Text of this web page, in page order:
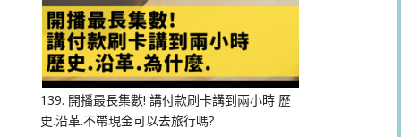
或
降
低
量。
139. 開播最長集數! 講付款刷卡講到兩小時 歷
史.沿革.不帶現金可以去旅行嗎?